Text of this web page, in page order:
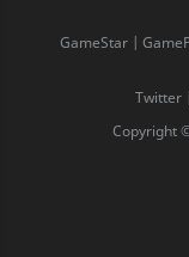
GameStar |
Twitter
Copyright